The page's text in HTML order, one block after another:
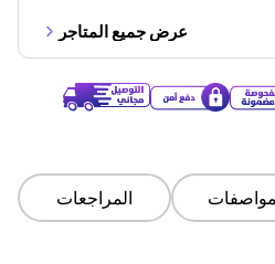
عرض جميع المتاجر
المراجعات